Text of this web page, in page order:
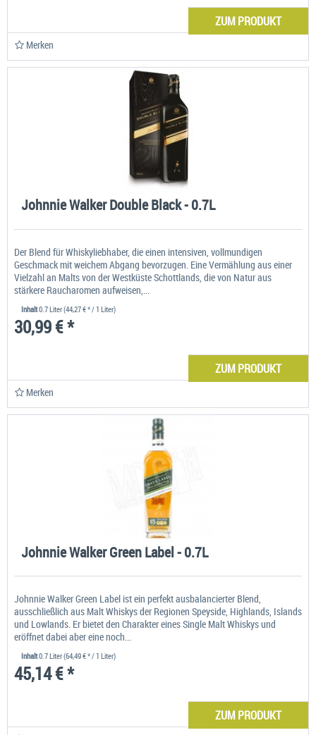
ZUM PRODUKT
Merken
Johnnie Walker Double Black - 0.7L
Der Blend für Whiskyliebhaber, die einen intensiven, vollmundigen
Geschmack mit weichem Abgang bevorzugen. Eine Vermählung aus einer
Vielzahl an Malts von der Westküste Schottlands, die von Natur aus
stärkere Raucharomen aufweisen,...
Inhalt0.7 Liter(44,27 € * / 1 Liter)
30,99 € *
ZUM PRODUKT
Merken
Johnnie Walker Green Label - 0.7L
Johnnie Walker Green Label ist ein perfekt ausbalancierter Blend,
ausschließlich aus Malt Whiskys der Regionen Speyside, Highlands, Islands
und Lowlands. Er bietet den Charakter eines Single Malt Whiskys und
eröffnet dabei aber eine noch...
Inhalt0.7 Liter(64,49 € * / 1 Liter)
45,14 € *
ZUM PRODUKT